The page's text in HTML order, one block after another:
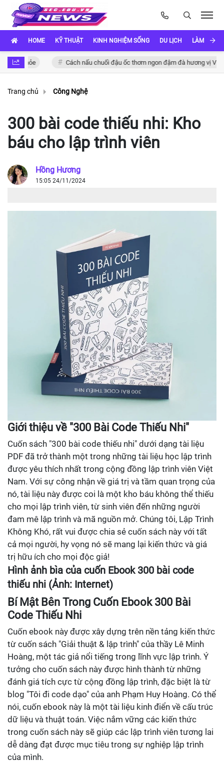
HOME KỸ THUẬT KINH NGHIỆM SỐNG DU LỊCH LÀM ĐẸP
khỏe Cách nấu chuối đậu ốc thơm ngon đậm đà hương vị Việt
Trang chủ Công Nghệ
300 bài code thiếu nhi: Kho
báu cho lập trình viên
Hồng Hương
15:05 24/11/2024
Giới thiệu về "300 Bài Code Thiếu Nhi"
Cuốn sách "300 bài code thiếu nhi" dưới dạng tài liệu
PDF đã trở thành một trong những tài liệu học lập trình
được yêu thích nhất trong cộng đồng lập trình viên Việt
Nam. Với sự công nhận về giá trị và tầm quan trọng của
nó, tài liệu này được coi là một kho báu không thể thiếu
cho mọi lập trình viên, từ sinh viên đến những người
đam mê lập trình và mã nguồn mở. Chúng tôi, Lập Trình
Không Khó, rất vui được chia sẻ cuốn sách này với tất
cả mọi người, hy vọng nó sẽ mang lại kiến thức và giá
trị hữu ích cho mọi độc giả!
Hình ảnh bìa của cuốn Ebook 300 bài code
thiếu nhi (Ảnh: Internet)
Bí Mật Bên Trong Cuốn Ebook 300 Bài
Code Thiếu Nhi
Cuốn ebook này được xây dựng trên nền tảng kiến thức
từ cuốn sách "Giải thuật & lập trình" của thầy Lê Minh
Hoàng, một tác giả nổi tiếng trong lĩnh vực lập trình. Ý
tưởng cho cuốn sách này được hình thành từ những
đánh giá tích cực từ cộng đồng lập trình, đặc biệt là từ
blog "Tôi đi code dạo" của anh Phạm Huy Hoàng. Có thể
nói, cuốn ebook này là một tài liệu kinh điển về cấu trúc
dữ liệu và thuật toán. Việc nắm vững các kiến thức
trong cuốn sách này sẽ giúp các lập trình viên tương lai
dễ dàng đạt được mục tiêu trong sự nghiệp lập trình
của mình.